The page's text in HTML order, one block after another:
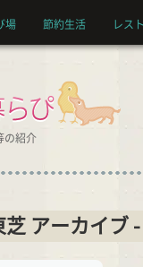
の紹介
場 節約生活 レス
アーカイブ